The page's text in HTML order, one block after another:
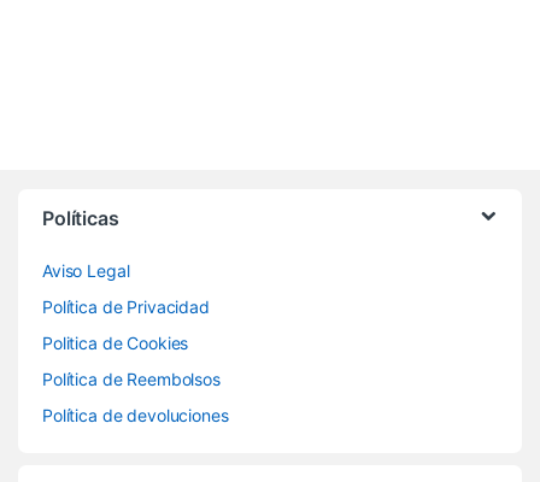
Políticas
Aviso Legal
Política de Privacidad
Politica de Cookies
Política de Reembolsos
Política de devoluciones